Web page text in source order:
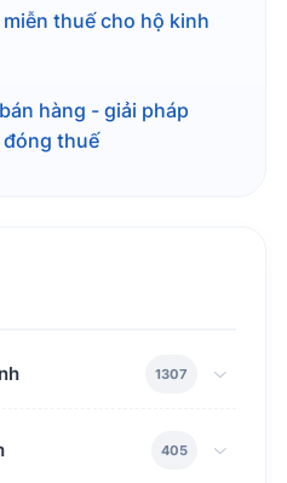
thuế cho hộ kinh
hàng - giải pháp
thuế
1307
405